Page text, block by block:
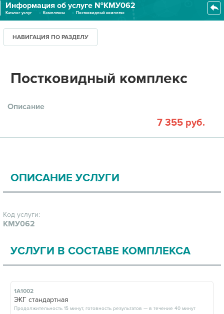
УСЛУГИ И ЦЕНЫ
ПАЦИЕНТУ
ПРАВОВАЯ ИНФОРМАЦИЯ
Информация об услуге №КМУ062
Каталог услуг Комплексы Постковидный комплекс
НАВИГАЦИЯ ПО РАЗДЕЛУ
Постковидный комплекс
Описание
7 355 руб.
ОПИСАНИЕ УСЛУГИ
Код услуги:
КМУ062
УСЛУГИ В СОСТАВЕ КОМПЛЕКСА
1А1002
ЭКГ стандартная
Продолжительность 15 минут, готовность результатов — в течение 40 минут